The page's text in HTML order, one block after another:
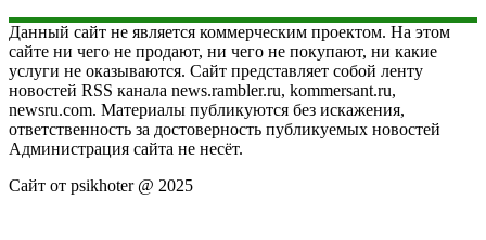
Данный сайт не является коммерческим проектом. На этом
сайте ни чего не продают, ни чего не покупают, ни какие
услуги не оказываются. Сайт представляет собой ленту
новостей RSS канала news.rambler.ru, kommersant.ru,
newsru.com. Материалы публикуются без искажения,
ответственность за достоверность публикуемых новостей
Администрация сайта не несёт.
Сайт от psikhoter @ 2025